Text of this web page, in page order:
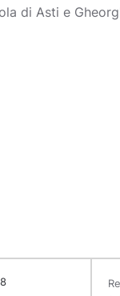
di Asti e